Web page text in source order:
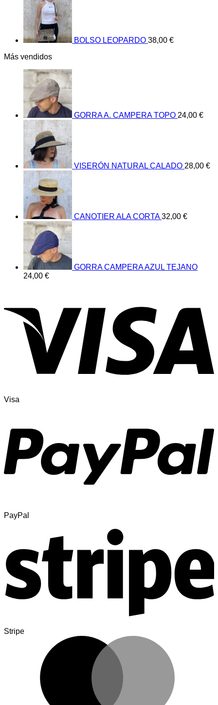
BOLSO LEOPARDO 38,00 €
Más vendidos
GORRA A. CAMPERA TOPO 24,00 €
VISERÓN NATURAL CALADO 28,00 €
CANOTIER ALA CORTA 32,00 €
GORRA CAMPERA AZUL TEJANO
24,00 €
Visa
PayPal
Stripe